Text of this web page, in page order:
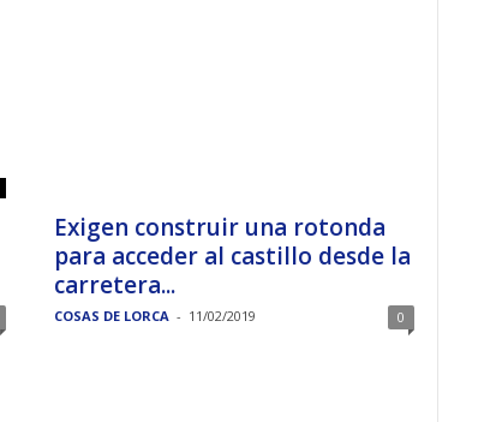
Exigen construir una rotonda
para acceder al castillo desde la
carretera...
COSAS DE LORCA - 11/02/2019 0